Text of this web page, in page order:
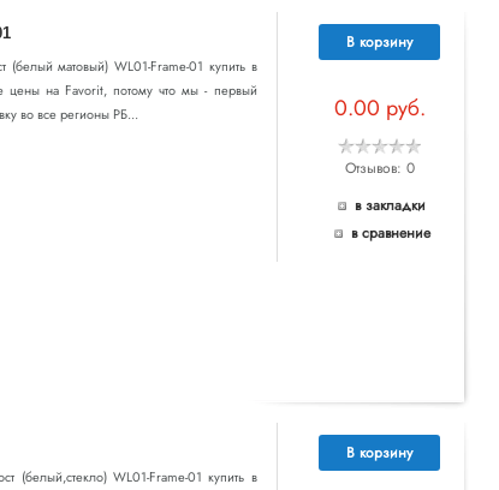
В корзину
0.00 руб.
Отзывов: 0
в закладки
в сравнение
матовый) WL01-Frame-01 купить в
цены на Favorit, потому что мы - первый
во все регионы РБ...
В корзину
WL01-Frame-01 купить в